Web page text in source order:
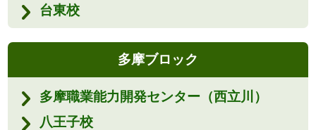
台東校
多摩ブロック
多摩職業能力開発センター（西立川）
八王子校